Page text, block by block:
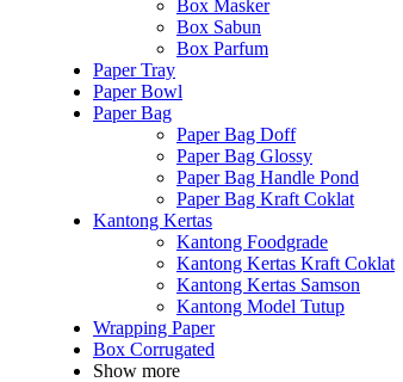
Box Masker
Box Sabun
Box Parfum
Paper Tray
Paper Bowl
Paper Bag
Paper Bag Doff
Paper Bag Glossy
Paper Bag Handle Pond
Paper Bag Kraft Coklat
Kantong Kertas
Kantong Foodgrade
Kantong Kertas Kraft Coklat
Kantong Kertas Samson
Kantong Model Tutup
Wrapping Paper
Box Corrugated
Show more